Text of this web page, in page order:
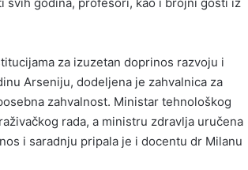
za izuzetan doprinos razvoju i
Arseniju, dodeljena je zahvalnica za
zahvalnost. Ministar tehnološkog
rada, a ministru zdravlja uručena
i saradnju pripala je i docentu dr Milanu